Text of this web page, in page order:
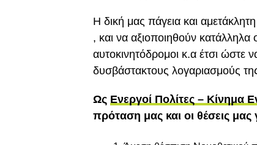
Η δική μας πάγεια και
, και να αξιοποιηθούν κατάλληλα
αυτοκινητόδρομοι κ.α έτσι ώστε
δυσβάστακτους λογαριασμούς
Ως Ενεργοί Πολίτες –
πρόταση μας και οι θέσεις